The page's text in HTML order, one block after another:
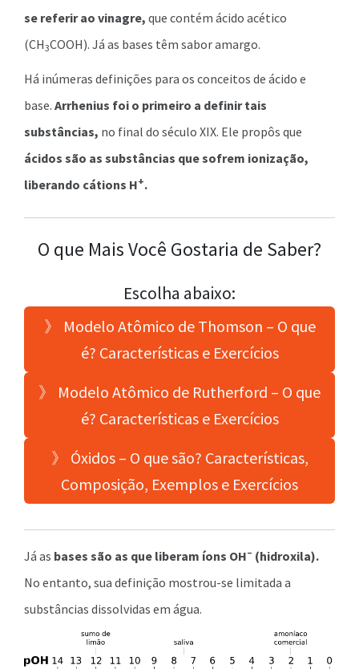
se referir ao vinagre, que contém ácido acético
(CH3COOH). Já as bases têm sabor amargo.
Há inúmeras definições para os conceitos de ácido e
base. Arrhenius foi o primeiro a definir tais
substâncias, no final do século XIX. Ele propôs que
ácidos são as substâncias que sofrem ionização,
liberando cátions H+.
O que Mais Você Gostaria de Saber?
Escolha abaixo:
》 Modelo Atômico de Thomson – O que
é? Características e Exercícios
》 Modelo Atômico de Rutherford – O que
é? Características e Exercícios
》 Óxidos – O que são? Características,
Composição, Exemplos e Exercícios
Já as bases são as que liberam íons OH– (hidroxila).
No entanto, sua definição mostrou-se limitada a
substâncias dissolvidas em água.